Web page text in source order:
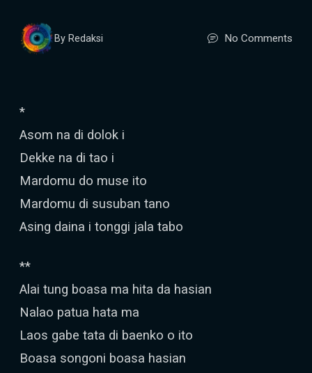
By Redaksi No Comments
*
Asom na di dolok i
Dekke na di tao i
Mardomu do muse ito
Mardomu di susuban tano
Asing daina i tonggi jala tabo
**
Alai tung boasa ma hita da hasian
Nalao patua hata ma
Laos gabe tata di baenko o ito
Boasa songoni boasa hasian